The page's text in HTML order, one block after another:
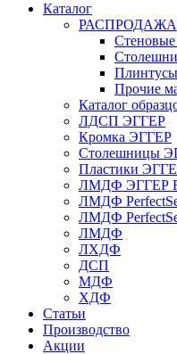
Каталог
РАСПРОДАЖА
Стеновые
Плинтусы
Прочие
Каталог
ЛДСП ЭГГЕР
Кромка ЭГГЕР
Столешницы
Пластики
ЛМДФ ЭГГЕР
ЛМДФ
ЛМДФ
ЛМДФ
ЛХДФ
ДСП
МДФ
ХДФ
Статьи
Производство
Акции